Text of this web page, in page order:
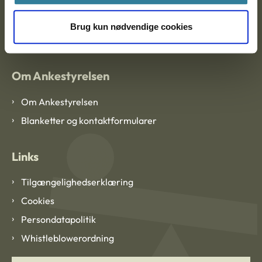
Brug kun nødvendige cookies
CVR: 1007 4002
Om Ankestyrelsen
Om Ankestyrelsen
Blanketter og kontaktformularer
Links
Tilgængelighedserklæring
Cookies
Persondatapolitik
Whistleblowerordning